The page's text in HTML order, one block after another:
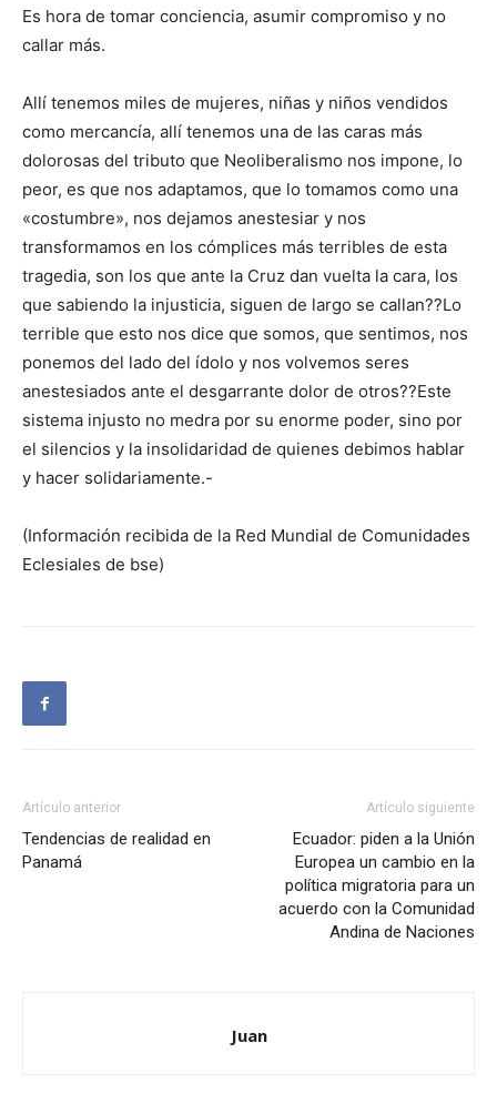
Es hora de tomar conciencia, asumir compromiso y no
callar más.
Allí tenemos miles de mujeres, niñas y niños vendidos
como mercancía, allí tenemos una de las caras más
dolorosas del tributo que Neoliberalismo nos impone, lo
peor, es que nos adaptamos, que lo tomamos como una
«costumbre», nos dejamos anestesiar y nos
transformamos en los cómplices más terribles de esta
tragedia, son los que ante la Cruz dan vuelta la cara, los
que sabiendo la injusticia, siguen de largo se callan??Lo
terrible que esto nos dice que somos, que sentimos, nos
ponemos del lado del ídolo y nos volvemos seres
anestesiados ante el desgarrante dolor de otros??Este
sistema injusto no medra por su enorme poder, sino por
el silencios y la insolidaridad de quienes debimos hablar
y hacer solidariamente.-
(Información recibida de la Red Mundial de Comunidades
Eclesiales de bse)
Artículo anterior
Tendencias de realidad en
Panamá
Artículo siguiente
Ecuador: piden a la Unión
Europea un cambio en la
política migratoria para un
acuerdo con la Comunidad
Andina de Naciones
Juan